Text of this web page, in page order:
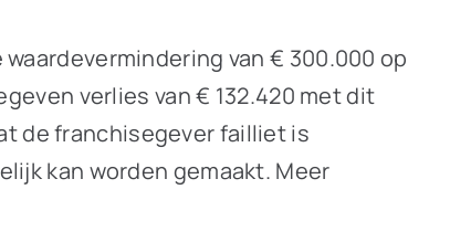
van € 300.000 op
verlies van € 132.420 met dit
de franchisegever failliet is
kan worden gemaakt. Meer